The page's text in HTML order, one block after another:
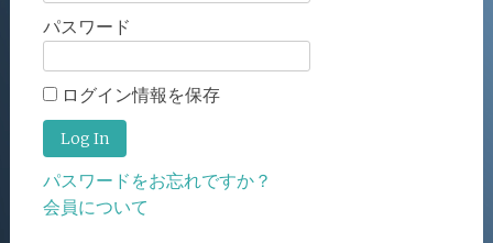
パスワード
ログイン情報を保存
パスワードをお忘れですか？
会員について